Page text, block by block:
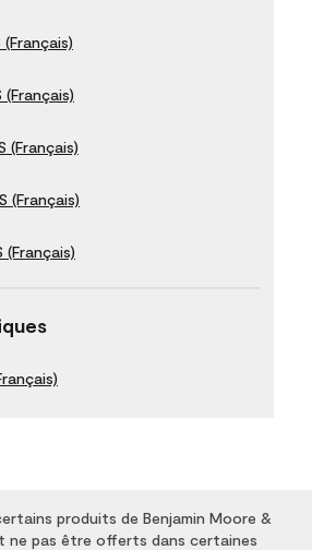
(Français)
(Français)
(Français)
(Français)
(Français)
produits de Benjamin Moore &
ne pas être offerts dans certaines